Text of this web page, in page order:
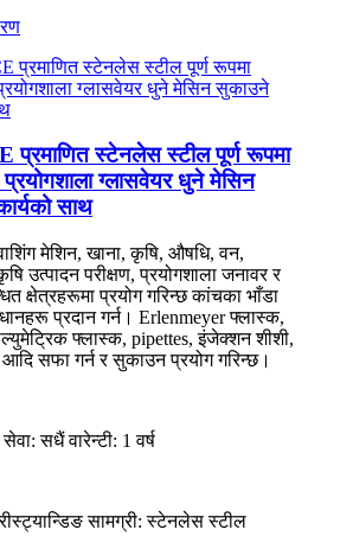
प्रमाणित स्टेनलेस स्टील पूर्ण रूपमा
प्रयोगशाला ग्लासवेयर धुने मेसिन
साथ
मेशिन, खाना, कृषि, औषधि, वन,
उत्पादन परीक्षण, प्रयोगशाला जनावर र
क्षेत्रहरूमा प्रयोग गरिन्छ कांचका भाँडा
प्रदान गर्न। Erlenmeyer फ्लास्क,
फ्लास्क, pipettes, इंजेक्शन शीशी,
सफा गर्न र सुकाउन प्रयोग गरिन्छ।
सधैं वारेन्टी: 1 वर्ष
सामग्री: स्टेनलेस स्टील